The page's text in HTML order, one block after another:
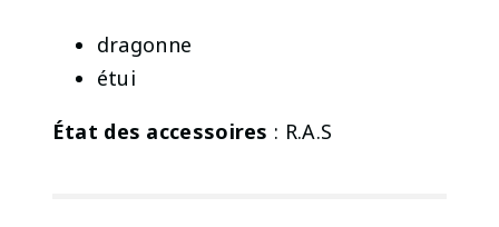
dragonne
étui
État des accessoires : R.A.S